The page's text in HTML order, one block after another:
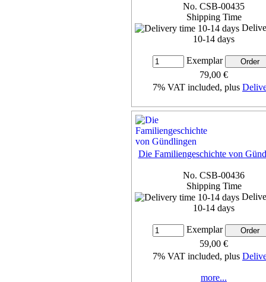
No. CSB-00435
Shipping Time
10-14 days
Exemplar
79,00 €
7% VAT included, plus
more...
Die Familiengeschichte von
No. CSB-00436
Shipping Time
10-14 days
Exemplar
59,00 €
7% VAT included, plus
more...